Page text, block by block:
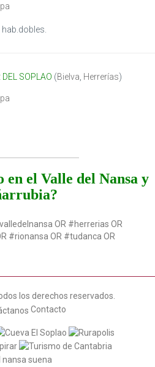
SOPLAO (Bielva Herrerías)
en el Valle del Nansa y
OR #herrerias OR
#rionansa OR #tudanca OR
los derechos reservados.
Contacto